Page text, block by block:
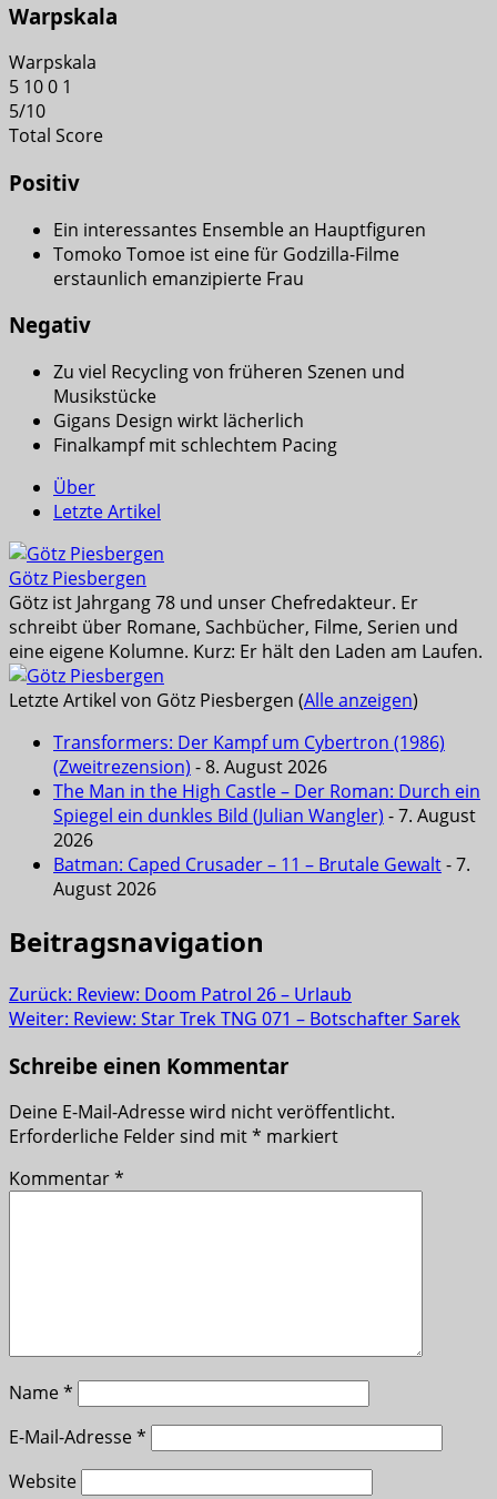
Warpskala
Warpskala
5 100 1
5/10
Total Score
Positiv
Ein interessantes Ensemble an Hauptfiguren
Tomoko Tomoe ist eine für Godzilla-Filme
erstaunlich emanzipierte Frau
Negativ
Zu viel Recycling von früheren Szenen und
Musikstücke
Gigans Design wirkt lächerlich
Finalkampf mit schlechtem Pacing
Über
Letzte Artikel
Götz Piesbergen
Götz ist Jahrgang 78 und unser Chefredakteur. Er
schreibt über Romane, Sachbücher, Filme, Serien und
eine eigene Kolumne. Kurz: Er hält den Laden am Laufen.
Letzte Artikel von Götz Piesbergen (Alle anzeigen)
Transformers: Der Kampf um Cybertron (1986)
(Zweitrezension) - 8. August 2026
The Man in the High Castle – Der Roman: Durch ein
Spiegel ein dunkles Bild (Julian Wangler) - 7. August
2026
Batman: Caped Crusader – 11 – Brutale Gewalt- 7.
August 2026
Beitragsnavigation
Zurück: Review: Doom Patrol 26 – Urlaub
Weiter: Review: Star Trek TNG 071 – Botschafter Sarek
Schreibe einen Kommentar
Deine E-Mail-Adresse wird nicht veröffentlicht.
Erforderliche Felder sind mit* markiert
Kommentar*
Name*
E-Mail-Adresse*
Website